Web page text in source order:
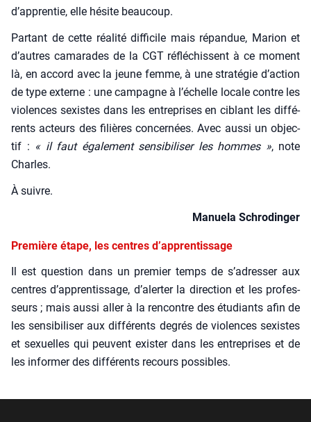
d’apprentie, elle hésite beau­coup.
Par­tant de cette réa­li­té dif­fi­cile mais répan­due, Marion et
d’autres cama­rades de la CGT réflé­chissent à ce moment
là, en accord avec la jeune femme, à une stra­té­gie d’action
de type externe : une cam­pagne à l’échelle locale contre les
vio­lences sexistes dans les entre­prises en ciblant les dif­fé­
rents acteurs des filières concer­nées. Avec aus­si un objec­
tif : « il faut éga­le­ment sen­si­bi­li­ser les hommes », note
Charles.
À suivre.
Manue­la Schro­din­ger
Première étape, les centres d’apprentissage
Il est ques­tion dans un pre­mier temps de s’adresser aux
centres d’apprentissage, d’alerter la direc­tion et les pro­fes­
seurs ; mais aus­si aller à la ren­contre des étu­diants afin de
les sen­si­bi­li­ser aux dif­fé­rents degrés de vio­lences sexistes
et sexuelles qui peuvent exis­ter dans les entre­prises et de
les infor­mer des dif­fé­rents recours pos­sibles.